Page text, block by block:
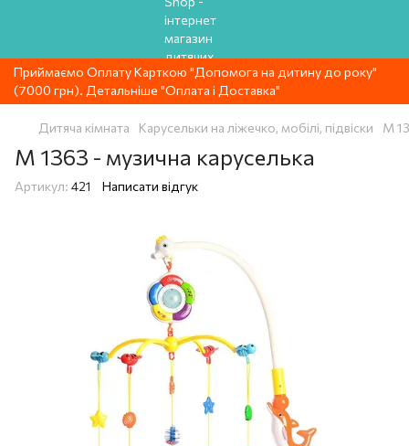
Приймаємо Оплату Карткою "Допомога на дитину до року"
(7000 грн). Детальніше "Оплата і Доставка"
Дитяча кімната Карусельки на ліжечко, мобілі, підвіски М
М 1363 - музична каруселька
Артикул: 421 Написати відгук